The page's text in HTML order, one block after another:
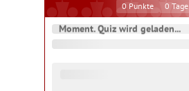
0 Punkte 0 Tage
Moment. Quiz wird geladen...